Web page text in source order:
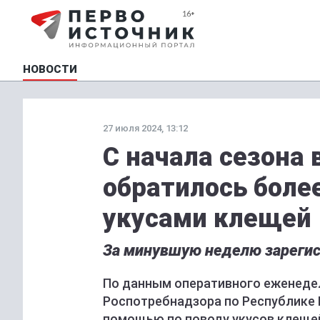
НОВОСТИ
27 июля 2024, 13:12
С начала
обратилось
укусами клещей
За минувшую неделю
По данным оперативного
Роспотребнадзора по